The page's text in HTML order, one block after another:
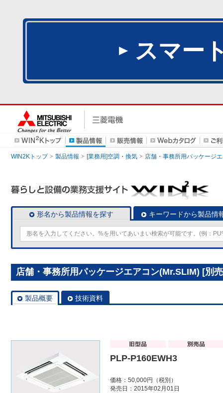
スマー
WIN2Kトップ 製品情報 [業務用]空調・換気 店舗・事務所用パッケージ
形名から製品情報を探す キーワードから製品情
店舗・事務所用パッケージエアコン(Mr.SLIM) [別
製品概要 技術資料
PLP-P160EWH3
価格：50,000円（税別）
発売日：2015年02月01日